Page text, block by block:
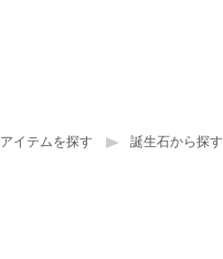
アイテムを探す 誕生石から探す